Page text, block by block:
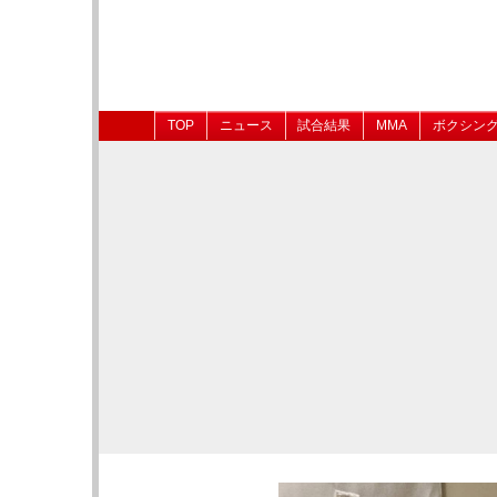
TOP ニュース 試合結果 MMA ボクシン